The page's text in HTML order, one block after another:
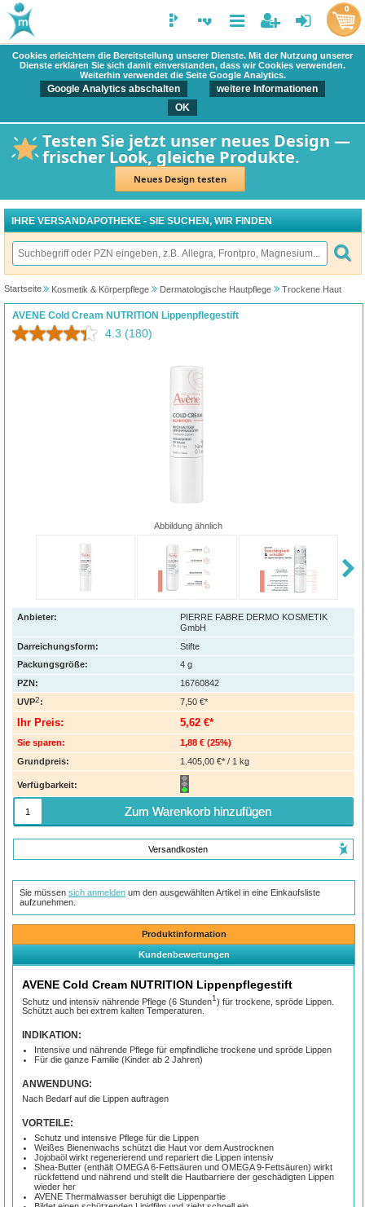
Cookies erleichtern die Bereitstellung unserer Dienste. Mit der Nutzung unserer
Dienste erklären Sie sich damit einverstanden, dass wir Cookies verwenden.
Weiterhin verwendet die Seite Google Analytics.
Google Analytics abschalten
weitere Informationen
OK
Testen Sie jetzt unser neues Design —
frischer Look, gleiche Produkte.
Neues Design testen
0
IHRE VERSANDAPOTHEKE - SIE SUCHEN, WIR FINDEN
Startseite Kosmetik & Körperpflege Dermatologische Hautpflege Trockene Haut
AVENE Cold Cream NUTRITION Lippenpflegestift
4.3 (180)
Abbildung ähnlich
Anbieter:
PIERRE FABRE DERMO KOSMETIK
GmbH
Darreichungsform:
Stifte
Packungsgröße:
4 g
PZN:
16760842
UVP2: 7,50 €*
Ihr Preis: 5,62 €*
Sie sparen: 1,88 € (25%)
Grundpreis:
1.405,00 €* / 1 kg
Verfügbarkeit:
Zum Warenkorb hinzufügen
Versandkosten
Sie müssensich anmelden um den ausgewählten Artikel in eine Einkaufsliste
aufzunehmen.
Produktinformation
Kundenbewertungen
AVENE Cold Cream NUTRITION Lippenpflegestift
Schutz und intensiv nährende Pflege (6 Stunden1) für trockene, spröde Lippen.
Schützt auch bei extrem kalten Temperaturen.
INDIKATION:
Intensive und nährende Pflege für empfindliche trockene und spröde Lippen
Für die ganze Familie (Kinder ab 2 Jahren)
ANWENDUNG:
Nach Bedarf auf die Lippen auftragen
VORTEILE:
Schutz und intensive Pflege für die Lippen
Weißes Bienenwachs schützt die Haut vor dem Austrocknen
Jojobaöl wirkt regenerierend und repariert die Lippen intensiv
Shea-Butter (enthält OMEGA 6-Fettsäuren und OMEGA 9-Fettsäuren) wirkt
rückfettend und nährend und stellt die Hautbarriere der geschädigten Lippen
wieder her
AVENE Thermalwasser beruhigt die Lippenpartie